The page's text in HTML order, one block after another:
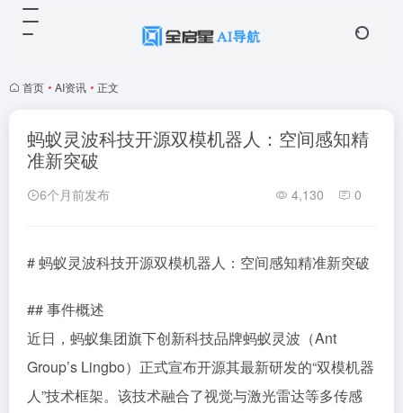
首页 • AI资讯 • 正文
蚂蚁灵波科技开源双模机器人：空间感知精
准新突破
6个月前发布 4,130 0
# 蚂蚁灵波科技开源双模机器人：空间感知精准新突破
## 事件概述
近日，蚂蚁集团旗下创新科技品牌蚂蚁灵波（Ant
Group’s Lingbo）正式宣布开源其最新研发的“双模机器
人”技术框架。该技术融合了视觉与激光雷达等多传感